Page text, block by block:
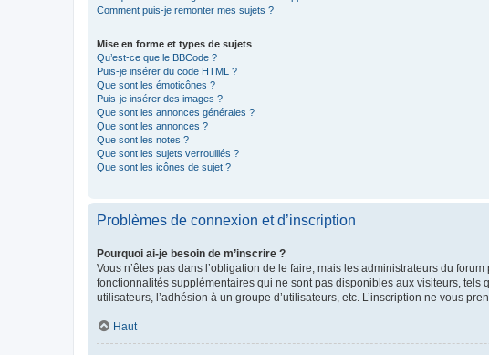
Comment puis-je remonter mes sujets ?
Mise en forme et types de sujets
Qu’est-ce que le BBCode ?
Puis-je insérer du code HTML ?
Que sont les émoticônes ?
Puis-je insérer des images ?
Que sont les annonces générales ?
Que sont les annonces ?
Que sont les notes ?
Que sont les sujets verrouillés ?
Que sont les icônes de sujet ?
Problèmes de connexion et d’inscription
Pourquoi ai-je besoin de m’inscrire ?
Vous n’êtes pas dans l’obligation de le faire, mais les administrateurs du
fonctionnalités supplémentaires qui ne sont pas disponibles aux visiteurs, tels
utilisateurs, l’adhésion à un groupe d’utilisateurs, etc. L’inscription ne vous
Haut